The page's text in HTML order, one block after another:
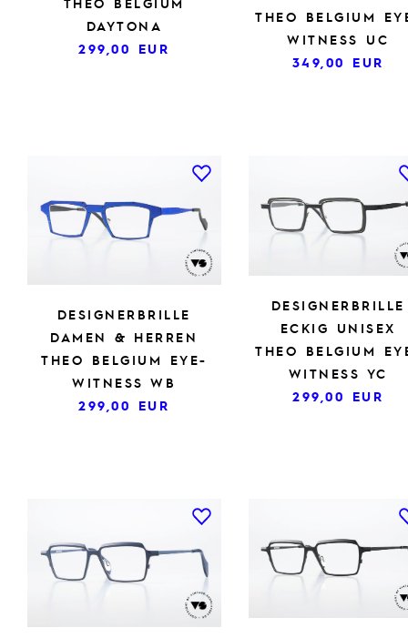
DAYTONA
299,00 EUR
THEO BELGIUM
WITNESS UC
349,00 EUR
DESIGNERBRILLE
DAMEN & HERREN
THEO BELGIUM EYE-
WITNESS WB
299,00 EUR
DESIGNERBRILLE
ECKIG UNISEX
THEO BELGIUM
WITNESS YC
299,00 EUR